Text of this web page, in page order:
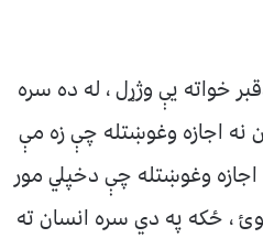
خواته یې وژړل ، له ده سره
اجازه وغوښتله چې زه مې
اجازه وغوښتله چې دخپلي مور
، ځکه په دي سره انسان ته